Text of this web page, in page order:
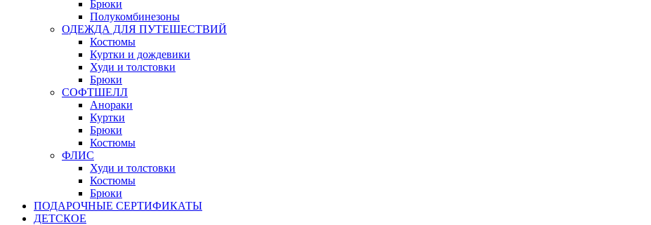
Брюки
Полукомбинезоны
ОДЕЖДА ДЛЯ ПУТЕШЕСТВИЙ
Костюмы
Куртки и дождевики
Худи и толстовки
Брюки
СОФТШЕЛЛ
Анораки
Куртки
Брюки
Костюмы
ФЛИС
Худи и толстовки
Костюмы
Брюки
ПОДАРОЧНЫЕ СЕРТИФИКАТЫ
ДЕТСКОЕ